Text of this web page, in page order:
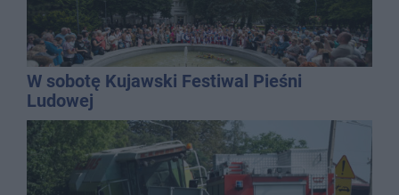
W sobotę Kujawski Festiwal Pieśni
Ludowej